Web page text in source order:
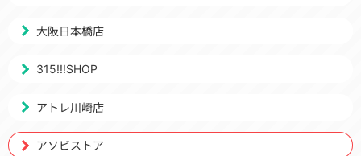
大阪日本橋店
315!!!SHOP
アトレ川崎店
アソビストア